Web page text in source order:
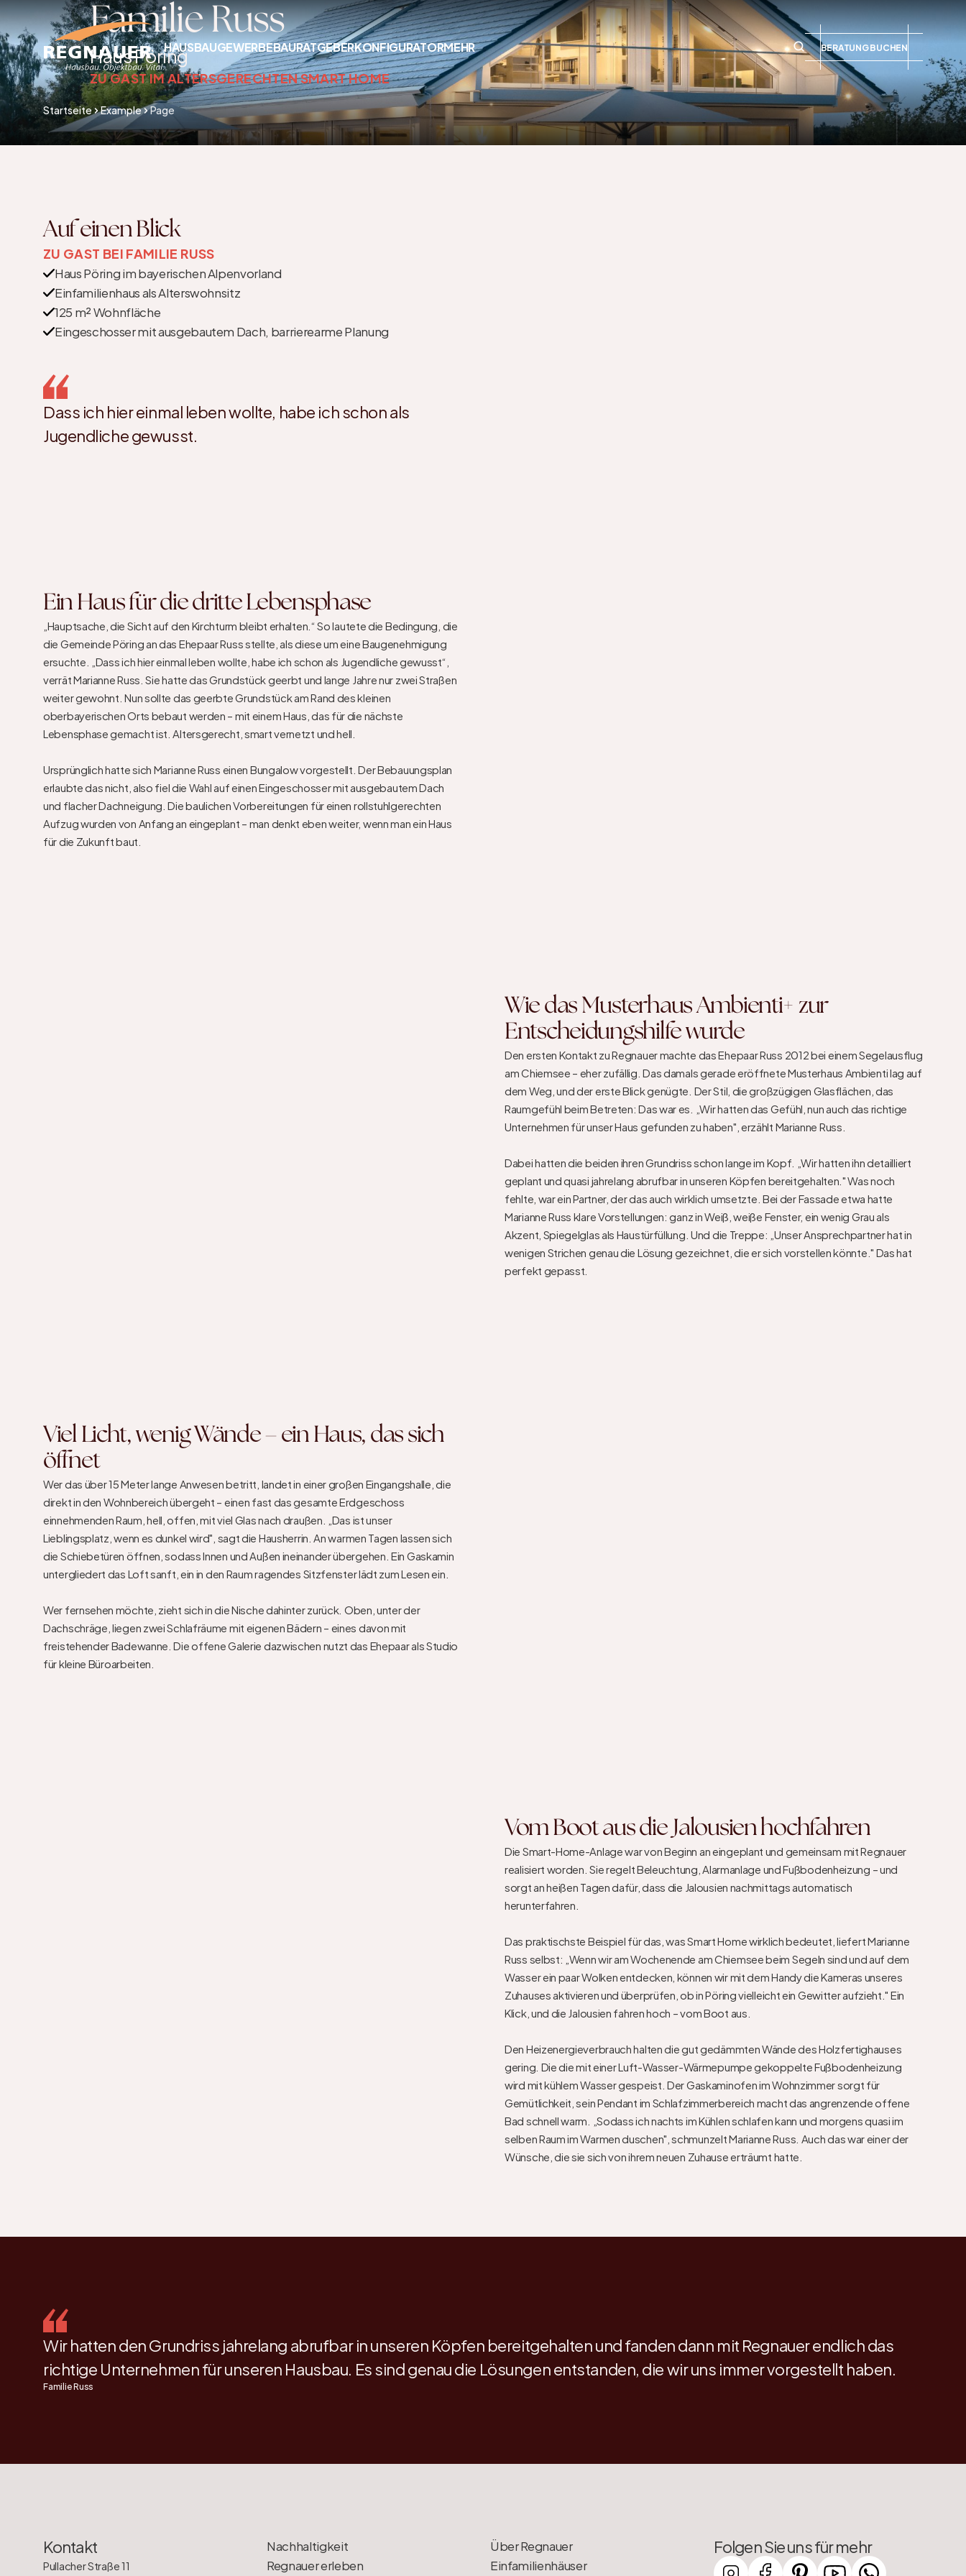
HAUSBAUGEWERBEBAURATGEBERKONFIGURATORMEHR BERATUNG BUCHEN
Startseite Example Page
Familie Russ
Haus Pöring
ZU GAST IM ALTERSGERECHTEN SMART HOME
Auf einen Blick
ZU GAST BEI FAMILIE RUSS
Haus Pöring im bayerischen Alpenvorland
Einfamilienhaus als Alterswohnsitz
125 m² Wohnfläche
Eingeschosser mit ausgebautem Dach, barrierearme Planung
Dass ich hier einmal leben wollte, habe ich schon als
Jugendliche gewusst.
Ein Haus für die dritte Lebensphase
„Hauptsache, die Sicht auf den Kirchturm bleibt erhalten.“ So lautete die Bedingung, die
die Gemeinde Pöring an das Ehepaar Russ stellte, als diese um eine Baugenehmigung
ersuchte. „Dass ich hier einmal leben wollte, habe ich schon als Jugendliche gewusst“,
verrät Marianne Russ. Sie hatte das Grundstück geerbt und lange Jahre nur zwei Straßen
weiter gewohnt. Nun sollte das geerbte Grundstück am Rand des kleinen
oberbayerischen Orts bebaut werden – mit einem Haus, das für die nächste
Lebensphase gemacht ist. Altersgerecht, smart vernetzt und hell.
Ursprünglich hatte sich Marianne Russ einen Bungalow vorgestellt. Der Bebauungsplan
erlaubte das nicht, also fiel die Wahl auf einen Eingeschosser mit ausgebautem Dach
und flacher Dachneigung. Die baulichen Vorbereitungen für einen rollstuhlgerechten
Aufzug wurden von Anfang an eingeplant – man denkt eben weiter, wenn man ein Haus
für die Zukunft baut.
Wie das Musterhaus Ambienti+ zur
Entscheidungshilfe wurde
Den ersten Kontakt zu Regnauer machte das Ehepaar Russ 2012 bei einem Segelausflug
am Chiemsee – eher zufällig. Das damals gerade eröffnete Musterhaus Ambienti lag auf
dem Weg, und der erste Blick genügte. Der Stil, die großzügigen Glasflächen, das
Raumgefühl beim Betreten: Das war es. „Wir hatten das Gefühl, nun auch das richtige
Unternehmen für unser Haus gefunden zu haben", erzählt Marianne Russ.
Dabei hatten die beiden ihren Grundriss schon lange im Kopf. „Wir hatten ihn detailliert
geplant und quasi jahrelang abrufbar in unseren Köpfen bereitgehalten." Was noch
fehlte, war ein Partner, der das auch wirklich umsetzte. Bei der Fassade etwa hatte
Marianne Russ klare Vorstellungen: ganz in Weiß, weiße Fenster, ein wenig Grau als
Akzent, Spiegelglas als Haustürfüllung. Und die Treppe: „Unser Ansprechpartner hat in
wenigen Strichen genau die Lösung gezeichnet, die er sich vorstellen könnte." Das hat
perfekt gepasst.
Viel Licht, wenig Wände – ein Haus, das sich
öffnet
Wer das über 15 Meter lange Anwesen betritt, landet in einer großen Eingangshalle, die
direkt in den Wohnbereich übergeht – einen fast das gesamte Erdgeschoss
einnehmenden Raum, hell, offen, mit viel Glas nach draußen. „Das ist unser
Lieblingsplatz, wenn es dunkel wird", sagt die Hausherrin. An warmen Tagen lassen sich
die Schiebetüren öffnen, sodass Innen und Außen ineinander übergehen. Ein Gaskamin
untergliedert das Loft sanft, ein in den Raum ragendes Sitzfenster lädt zum Lesen ein.
Wer fernsehen möchte, zieht sich in die Nische dahinter zurück. Oben, unter der
Dachschräge, liegen zwei Schlafräume mit eigenen Bädern – eines davon mit
freistehender Badewanne. Die offene Galerie dazwischen nutzt das Ehepaar als Studio
für kleine Büroarbeiten.
Vom Boot aus die Jalousien hochfahren
Die Smart-Home-Anlage war von Beginn an eingeplant und gemeinsam mit Regnauer
realisiert worden. Sie regelt Beleuchtung, Alarmanlage und Fußbodenheizung – und
sorgt an heißen Tagen dafür, dass die Jalousien nachmittags automatisch
herunterfahren.
Das praktischste Beispiel für das, was Smart Home wirklich bedeutet, liefert Marianne
Russ selbst: „Wenn wir am Wochenende am Chiemsee beim Segeln sind und auf dem
Wasser ein paar Wolken entdecken, können wir mit dem Handy die Kameras unseres
Zuhauses aktivieren und überprüfen, ob in Pöring vielleicht ein Gewitter aufzieht." Ein
Klick, und die Jalousien fahren hoch – vom Boot aus.
Den Heizenergieverbrauch halten die gut gedämmten Wände des Holzfertighauses
gering. Die die mit einer Luft-Wasser-Wärmepumpe gekoppelte Fußbodenheizung
wird mit kühlem Wasser gespeist. Der Gaskaminofen im Wohnzimmer sorgt für
Gemütlichkeit, sein Pendant im Schlafzimmerbereich macht das angrenzende offene
Bad schnell warm. „Sodass ich nachts im Kühlen schlafen kann und morgens quasi im
selben Raum im Warmen duschen", schmunzelt Marianne Russ. Auch das war einer der
Wünsche, die sie sich von ihrem neuen Zuhause erträumt hatte.
Wir hatten den Grundriss jahrelang abrufbar in unseren Köpfen bereitgehalten und fanden dann mit Regnauer endlich das
richtige Unternehmen für unseren Hausbau. Es sind genau die Lösungen entstanden, die wir uns immer vorgestellt haben.
Familie Russ
Kontakt
Pullacher Straße 11
Nachhaltigkeit
Regnauer erleben
Über Regnauer
Einfamilienhäuser
Folgen Sie uns für mehr